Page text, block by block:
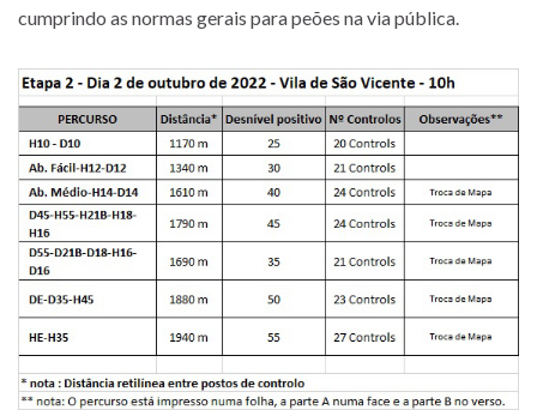
cumprindo as normas gerais para peões na via pública.